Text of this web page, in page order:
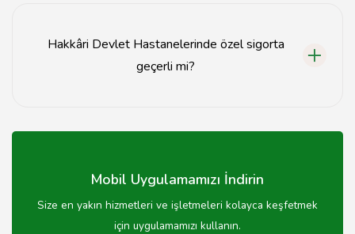
sunulmaktadır.
Hakkâri Devlet Hastanelerinde özel sigorta
geçerli mi?
olabilirsiniz, ancak bazı hizmetlerde ek ücret talep
Mobil Uygulamamızı İndirin
Size en yakın hizmetleri ve işletmeleri kolayca keşfetmek
için uygulamamızı kullanın.